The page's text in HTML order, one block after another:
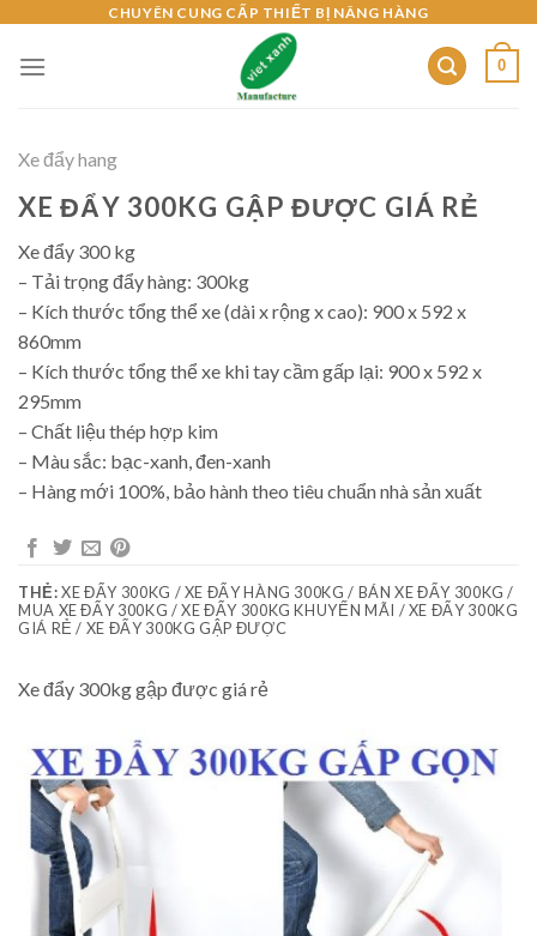
content
CHUYÊN CUNG CẤP THIẾT BỊ NÂNG HÀNG
0
Xe đẩy hang
XE ĐẨY 300KG GẬP ĐƯỢC GIÁ RẺ
Xe đẩy 300 kg
– Tải trọng đẩy hàng: 300kg
– Kích thước tổng thể xe (dài x rộng x cao): 900 x 592 x
860mm
– Kích thước tổng thể xe khi tay cầm gấp lại: 900 x 592 x
295mm
– Chất liệu thép hợp kim
– Màu sắc: bạc-xanh, đen-xanh
– Hàng mới 100%, bảo hành theo tiêu chuẩn nhà sản xuất
THẺ:XE ĐẨY 300KG / XE ĐẨY HÀNG 300KG / BÁN XE ĐẨY 300KG /
MUA XE ĐẨY 300KG / XE ĐẨY 300KG KHUYẾN MÃI / XE ĐẨY 300KG
GIÁ RẺ / XE ĐẨY 300KG GẬP ĐƯỢC
Xe đẩy 300kg gập được giá rẻ